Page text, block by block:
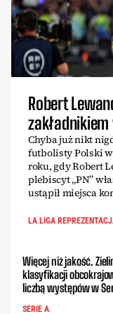
Robert
Chyba już nikt
futbolisty Polski w
roku, gdy Robert
plebiscyt „PN”
ustąpił miejsca
LA LIGA
Więcej niż jakość.
klasyfikacji
liczbą występów w
SERIE A